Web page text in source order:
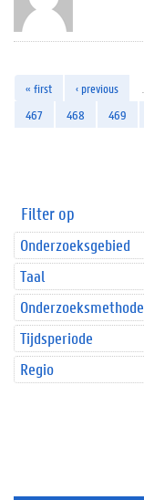
« first ‹ previous
467
468 469
Filter op
Onderzoeksgebied
Taal
Onderzoeksmethode
Tijdsperiode
Regio